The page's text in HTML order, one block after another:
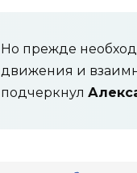
Но прежде
движения и
подчеркнул